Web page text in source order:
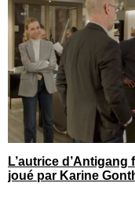
L’autrice
joué par Karine